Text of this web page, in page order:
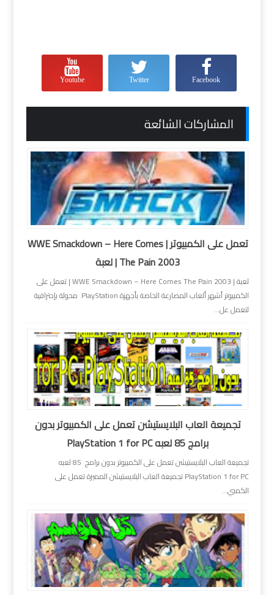
Facebook
Twitter
Youtube
المشاركات الشائعة
تعمل على الكمبيوتر | WWE Smackdown – Here Comes
The Pain 2003 | لعبة
لعبة | WWE Smackdown – Here Comes The Pain 2003 | تعمل على
الكمبيوتر أشهر ألعاب المصارعة الخاصة بأجهزة PlayStation محولة بإحترافية
لتعمل عل...
تجميعة العاب البلايستيشن تعمل على الكمبيوتر بدون
برامج 85 لعبه PlayStation 1 for PC
تجميعة العاب البلايستيشن تعمل على الكمبيوتر بدون برامج 85 لعبه
PlayStation 1 for PC تجميعة العاب البلايستيشن المميزة تعمل على
الكمبي...